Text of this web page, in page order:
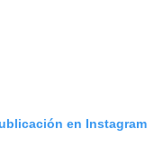
en Instagram